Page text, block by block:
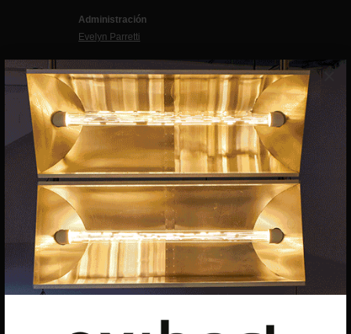
×
Administración
Evelyn Parretti
Marketing
Francesca Grismondi
Programación y diseño web
Giovanni Costante
Marcello Moi
EXIBART SPAIN, S.L.U.
AVINGUDA ROMA, 12
CIF: B06956841